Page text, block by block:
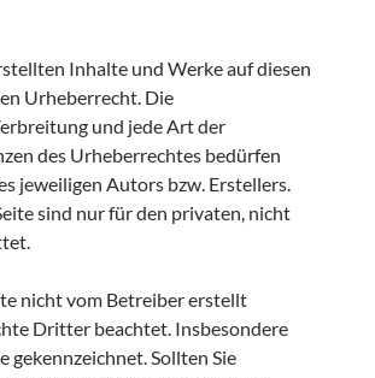
Inhalte und Werke auf diesen
Urheberrecht. Die
und jede Art der
des Urheberrechtes bedürfen
jeweiligen Autors bzw. Erstellers.
sind nur für den privaten, nicht
nicht vom Betreiber erstellt
Dritter beachtet. Insbesondere
Sollten Sie